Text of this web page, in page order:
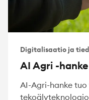
Digitalisaatio ja
AI Agri -hanke
AI-Agri-hanke